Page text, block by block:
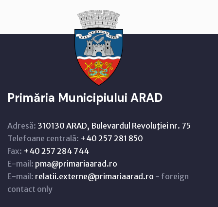
Primăria Municipiului ARAD
Adresă: 310130 ARAD, Bulevardul Revoluţiei nr. 75
Telefoane centrală: +40 257 281 850
Fax: +40 257 284 744
E-mail: pma@primariaarad.ro
E-mail: relatii.externe@primariaarad.ro - foreign
contact only